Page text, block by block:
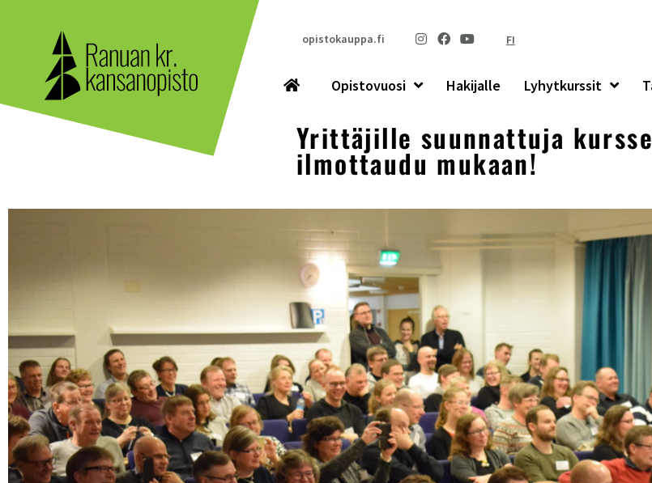
opistokauppa.fi FI
Opistovuosi Hakijalle Lyhytkurssit
Yrittäjille suunnattuja
ilmottaudu mukaan!